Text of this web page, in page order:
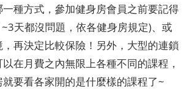
種方式，參加健身房會員之前要記得
天都沒問題，依各健身房規定)、或
再決定比較保險！另外，大型的連鎖
在月費之內無限上各種不同的課程，
要看各家開的是什麼樣的課程了~